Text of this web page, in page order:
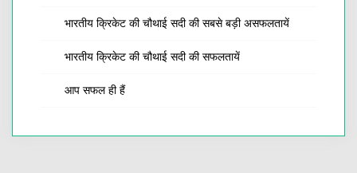
भारतीय क्रिकेट की चौथाई सदी की सबसे बड़ी असफलतायें
भारतीय क्रिकेट की चौथाई सदी की सफलतायें
आप सफल ही हैं